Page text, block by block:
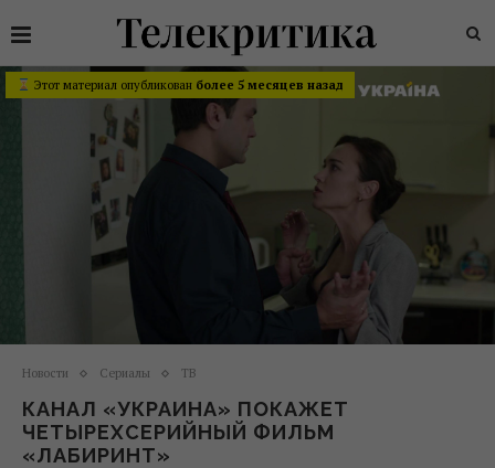
Этот материал опубликован более 5 месяцев назад
Новости Сериалы ТВ
КАНАЛ «УКРАИНА» ПОКАЖЕТ
ЧЕТЫРЕХСЕРИЙНЫЙ ФИЛЬМ
«ЛАБИРИНТ»